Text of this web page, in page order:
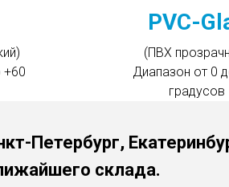
+60
PVC-
(ПВХ
Диапазон от 0
градусов
Петербург,
склада.